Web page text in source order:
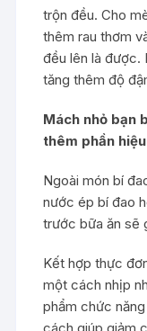
trộn đều. Cho
thêm rau thơm
đều lên là được.
tăng thêm độ
Mách nhỏ bạn
thêm phần
Ngoài món bí
nước ép bí đao
trước bữa ăn sẽ
Kết hợp thực
một cách nhịp
phẩm chức
cách giúp giảm